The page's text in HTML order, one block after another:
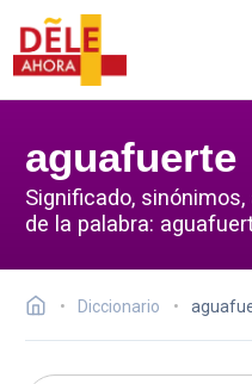
aguafuerte
Significado,
de la palabra:
Diccionario